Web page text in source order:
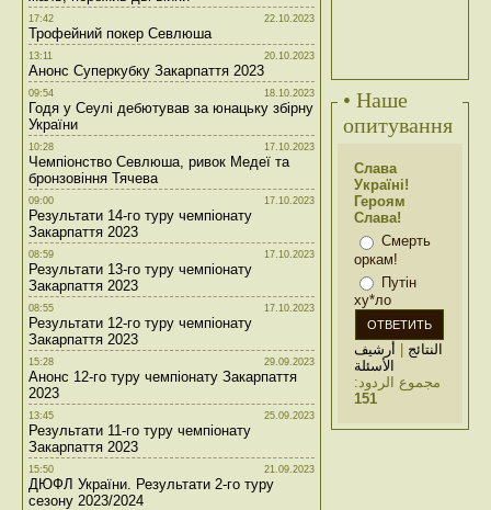
17:42 22.10.2023
Трофейний покер Севлюша
13:11 20.10.2023
Анонс Суперкубку Закарпаття 2023
09:54 18.10.2023
Годя у Сеулі дебютував за юнацьку збірну
України
10:28 17.10.2023
Чемпіонство Севлюша, ривок Медеї та
бронзовіння Тячева
09:00 17.10.2023
Результати 14-го туру чемпіонату
Закарпаття 2023
08:59 17.10.2023
Результати 13-го туру чемпіонату
Закарпаття 2023
08:55 17.10.2023
Результати 12-го туру чемпіонату
Закарпаття 2023
15:28 29.09.2023
Анонс 12-го туру чемпіонату Закарпаття
2023
13:45 25.09.2023
Результати 11-го туру чемпіонату
Закарпаття 2023
15:50 21.09.2023
ДЮФЛ України. Результати 2-го туру
сезону 2023/2024
• Наше
опитування
Слава
Україні!
Героям
Слава!
Смерть
оркам!
Путін
ху*ло
النتائج | أرشيف
الأسئلة
مجموع الردود:
151